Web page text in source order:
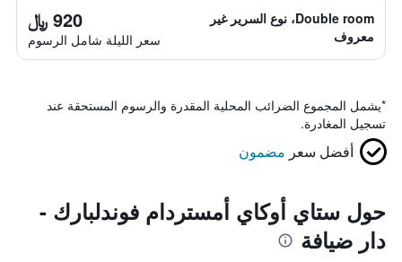
Double room، نوع السرير غير
معروف
920 ﷼
سعر الليلة شامل الرسوم
*يشمل المجموع الضرائب المحلية المقدرة والرسوم المستحقة عند
تسجيل المغادرة.
أفضل سعر مضمون
حول ستاي أوكاي أمستردام فوندلبارك -
دار ضيافة